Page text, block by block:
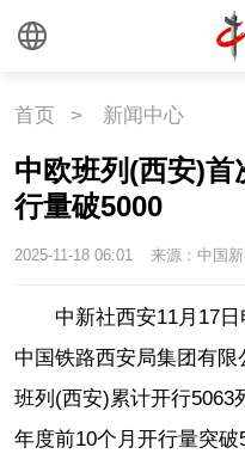
首页 > 新闻中心
中欧班列(西安)
行量破5000
2025-11-18 06:01 来源：中国
中新社西安11月17
中国铁路西安局集团有
班列(西安)累计开行5063
年度前10个月开行量突